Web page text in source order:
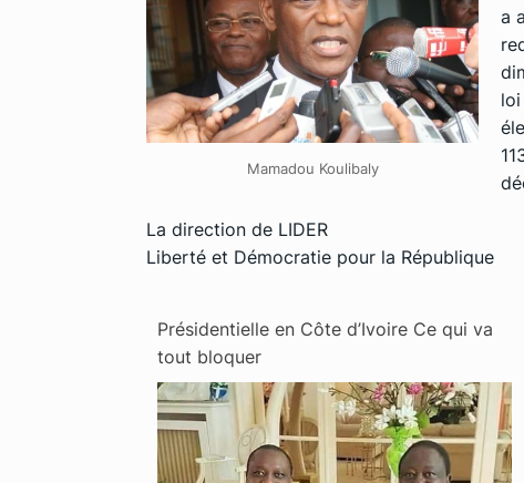
Mamadou Koulibaly
a
La direction de LIDER
Liberté et Démocratie pour la République
Présidentielle en Côte d’Ivoire Ce qui va
tout bloquer